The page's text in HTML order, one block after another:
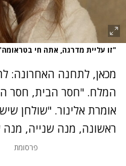
"זו עליית מדרגה, אתה חי
מכאן, לתחנה האחרונה:
המלח. "חסר הבית, חסר
אומרת אלינור. "שולחן
ראשונה, מנה שנייה, מנה
פרסומת